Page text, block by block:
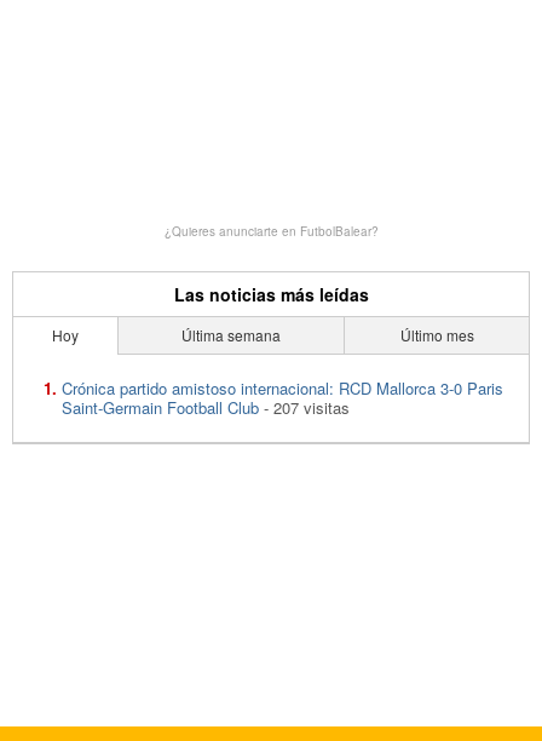
¿Quieres anunciarte en FutbolBalear?
Las noticias más leídas
Hoy Última semana Último mes
Crónica partido amistoso internacional: RCD Mallorca 3-0 Paris
Saint-Germain Football Club - 207 visitas